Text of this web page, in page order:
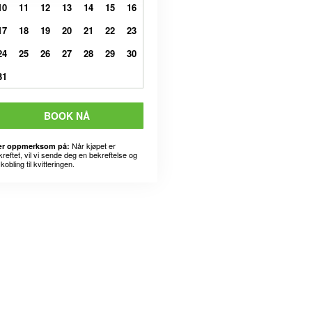
11 12 13 14 15
16
18 19 20 21 22
23
25 26 27 28 29
30
BOOK NÅ
oppmerksom på: Når kjøpet er
vil vi sende deg en bekreftelse og
til kvitteringen.